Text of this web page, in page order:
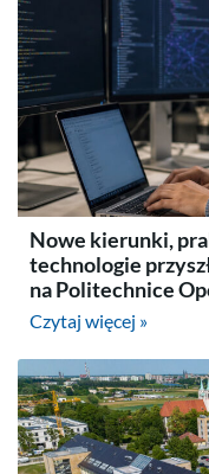
Nowe kierunki,
technologie
na Politechnice
Czytaj więcej »